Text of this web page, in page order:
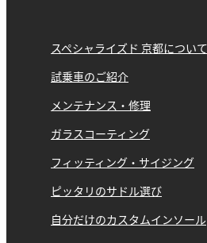
スペシャライズド 京都について
試乗車のご紹介
メンテナンス・修理
ガラスコーティング
フィッティング・サイジング
ピッタリのサドル選び
自分だけのカスタムインソール